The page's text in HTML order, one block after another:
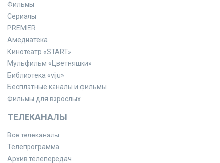
Фильмы
Сериалы
PREMIER
Амедиатека
Кинотеатр «START»
Мульфильм «Цветняшки»
Библиотека «viju»
Бесплатные каналы и фильмы
Фильмы для взрослых
ТЕЛЕКАНАЛЫ
Все телеканалы
Телепрограмма
Архив телепередач